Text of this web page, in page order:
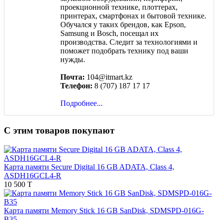
проекционной технике, плоттерах,
принтерах, смартфонах и бытовой технике.
Обучался у таких брендов, как Epson,
Samsung и Bosch, посещал их
производства. Следит за технологиями и
поможет подобрать технику под ваши
нужды.
Почта: 104@itmart.kz
Телефон: 8 (707) 187 17 17
Подробнее...
С этим товаров покупают
Карта памяти Secure Digital 16 GB ADATA, Class 4,
ASDH16GCL4-R
10 500 T
Карта памяти Memory Stick 16 GB SanDisk, SDMSPD-016G-